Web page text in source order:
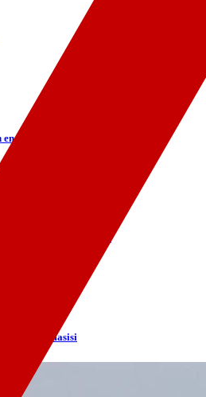
yoğun havalimanı oldu
dönemi başlıyor
diplomasisi